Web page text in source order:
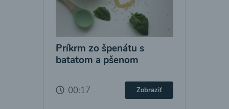
Príkrm zo špenátu s
batatom a pšenom
00:17 Zobraziť